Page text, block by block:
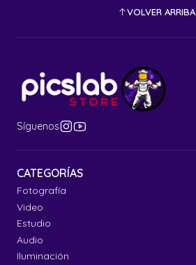
VOLVER ARRIBA
Síguenos
CATEGORÍAS
Fotografía
Video
Estudio
Audio
Iluminación